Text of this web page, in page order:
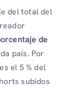
del total del
de
país. Por
el 5 % del
subidos